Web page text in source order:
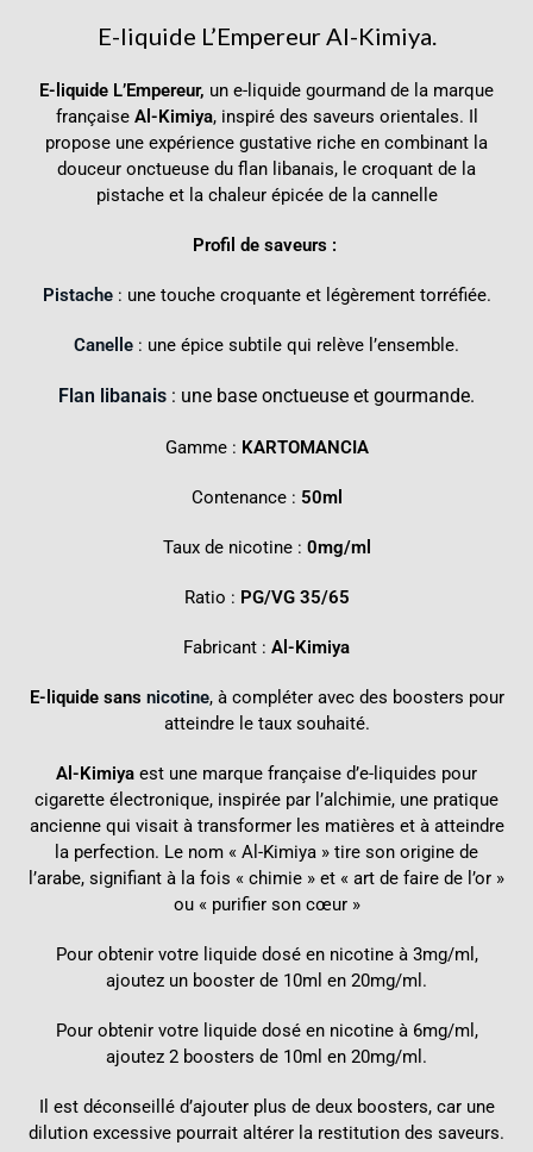
E-liquide L’Empereur Al-Kimiya.
E-liquide L’Empereur, un e-liquide gourmand de la marque
française Al-Kimiya,inspiré des saveurs orientales. Il
propose une expérience gustative riche en combinant la
douceur onctueuse du flan libanais, le croquant de la
pistache et la chaleur épicée de la cannelle
Profil de saveurs :
Pistache : une touche croquante et légèrement torréfiée.
Canelle : une épice subtile qui relève l’ensemble.
Flan libanais : une base onctueuse et gourmande.
Gamme : KARTOMANCIA
Contenance : 50ml
Taux de nicotine : 0mg/ml
Ratio : PG/VG 35/65
Fabricant : Al-Kimiya
E-liquide sans nicotine, à compléter avec des boosters pour
atteindre le taux souhaité.
Al-Kimiya est une marque française d’e-liquides pour
cigarette électronique, inspirée par l’alchimie, une pratique
ancienne qui visait à transformer les matières et à atteindre
la perfection. Le nom « Al-Kimiya » tire son origine de
l’arabe, signifiant à la fois « chimie » et « art de faire de l’or »
ou « purifier son cœur »
Pour obtenir votre liquide dosé en nicotine à 3mg/ml,
ajoutez un booster de 10ml en 20mg/ml.
Pour obtenir votre liquide dosé en nicotine à 6mg/ml,
ajoutez 2 boosters de 10ml en 20mg/ml.
Il est déconseillé d’ajouter plus de deux boosters, car une
dilution excessive pourrait altérer la restitution des saveurs.